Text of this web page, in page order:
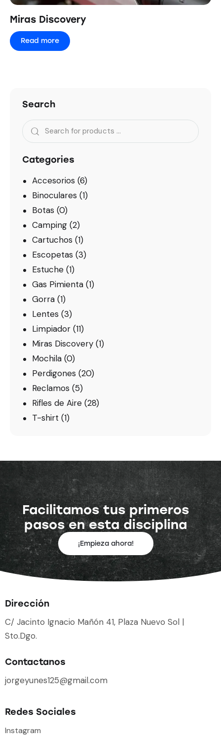
Miras Discovery
Read more
Search
Categories
Accesorios (6)
Binoculares (1)
Botas (0)
Camping (2)
Cartuchos (1)
Escopetas (3)
Estuche (1)
Gas Pimienta (1)
Gorra (1)
Lentes (3)
Limpiador (11)
Miras Discovery (1)
Mochila (0)
Perdigones (20)
Reclamos (5)
Rifles de Aire (28)
T-shirt (1)
Facilitamos tus primeros
pasos en esta disciplina
¡Empieza ahora!
Dirección
C/ Jacinto Ignacio Mañón 41, Plaza Nuevo Sol |
Sto.Dgo.
Contactanos
jorgeyunes125@gmail.com
Redes Sociales
Instagram